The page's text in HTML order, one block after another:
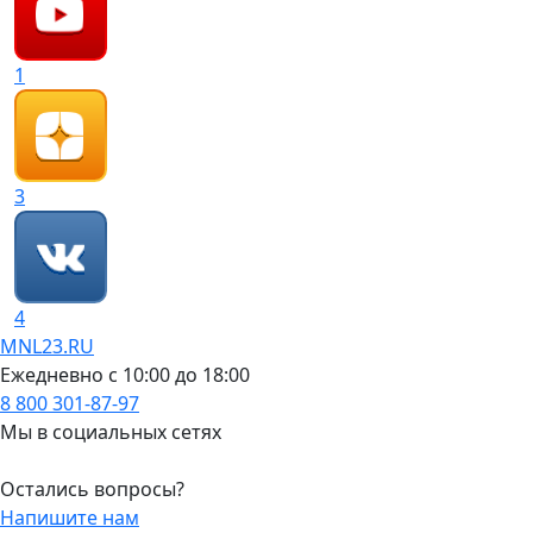
1
3
4
MNL23.RU
Ежедневно с 10:00 до 18:00
8 800 301-87-97
Мы в социальных сетях
Остались вопросы?
Напишите нам